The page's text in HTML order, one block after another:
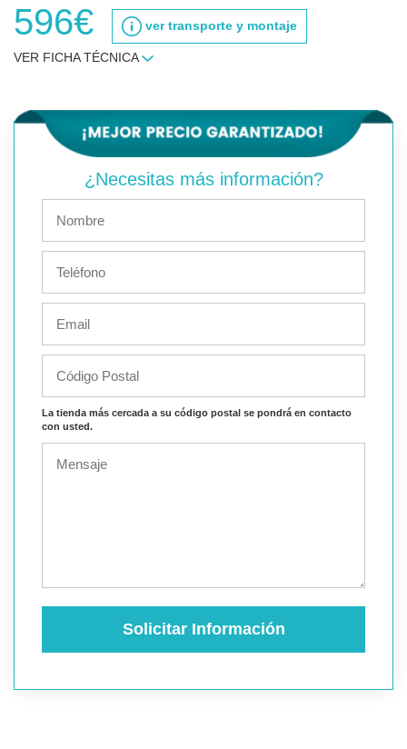
596€ ver transporte y montaje
VER FICHA TÉCNICA
¿Necesitas más información?
La tienda más cercada a su código postal se pondrá en contacto
con usted.
Solicitar Información